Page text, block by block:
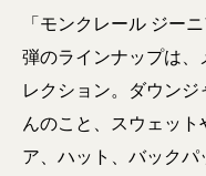
「モンクレール ジー
弾のラインナップは、
レクション。ダウン
んのこと、スウェッ
ア、ハット、バックパ